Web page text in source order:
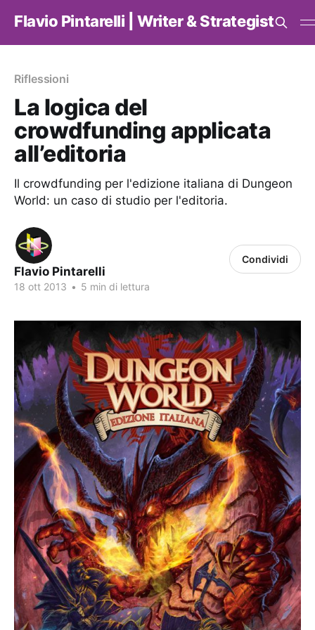
Flavio Pintarelli | Writer & Strategist
Riflessioni
La logica del
crowdfunding applicata
all’editoria
Il crowdfunding per l'edizione italiana di Dungeon
World: un caso di studio per l'editoria.
Flavio Pintarelli
18 ott 2013 • 5 min di lettura
Condividi